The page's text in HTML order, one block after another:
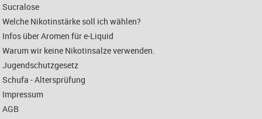
Sucralose
Welche Nikotinstärke soll ich wählen?
Infos über Aromen für e-Liquid
Warum wir keine Nikotinsalze verwenden.
Jugendschutzgesetz
Schufa - Altersprüfung
Impressum
AGB